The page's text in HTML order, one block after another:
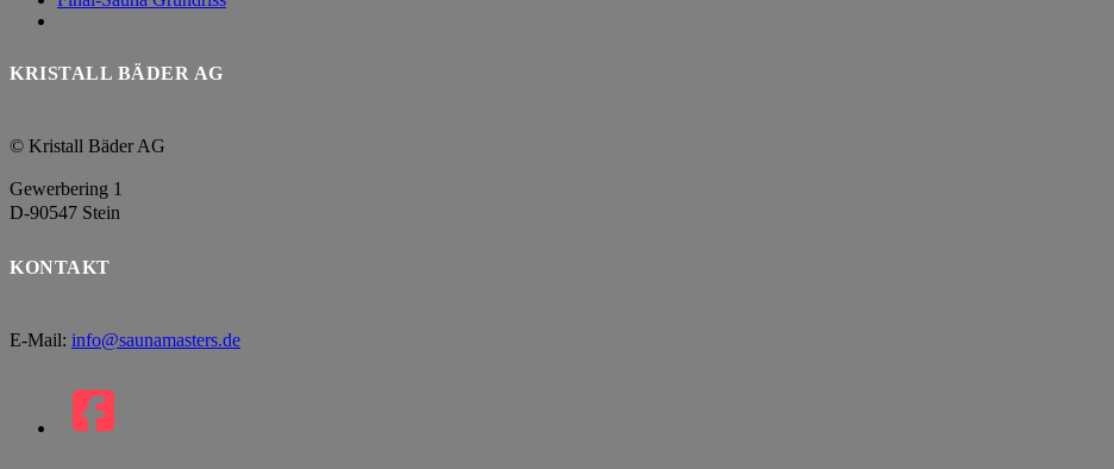
KRISTALL BÄDER AG
© Kristall Bäder AG
Gewerbering 1
D-90547 Stein
KONTAKT
E-Mail: info@saunamasters.de